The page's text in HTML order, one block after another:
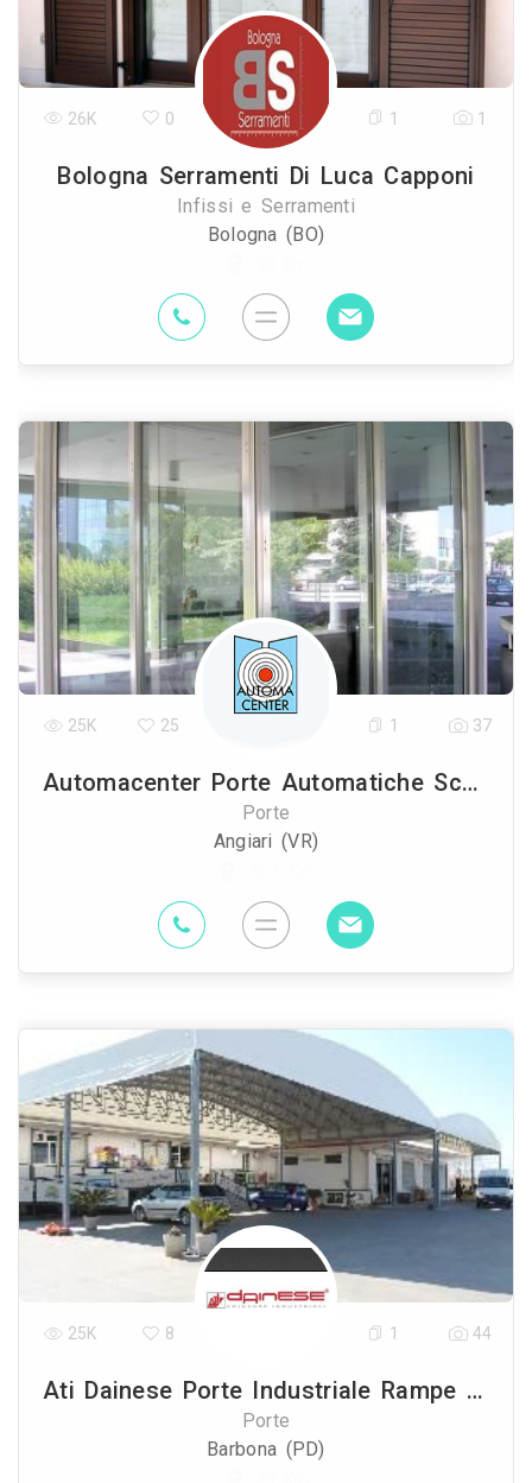
Bologna Serramenti Di Luca Capponi
Infissi e Serramenti
Bologna (BO)
26K 0 1 1
Automacenter Porte Automatiche Scaligera Automazioni srl
Porte
Angiari (VR)
25K 25 1 37
Ati Dainese Porte Industriale Rampe Di Carico
Porte
Barbona (PD)
25K 8 1 44